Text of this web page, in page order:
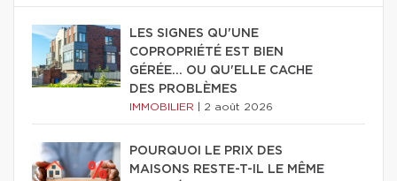
LES SIGNES QU'UNE
COPROPRIÉTÉ EST BIEN
GÉRÉE… OU QU'ELLE CACHE
DES PROBLÈMES
IMMOBILIER 2 août 2026
POURQUOI LE PRIX DES
MAISONS RESTE-T-IL LE MÊME